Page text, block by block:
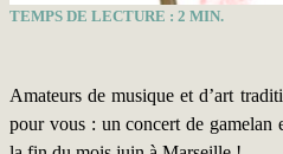
TEMPS DE LECTURE : 2 MIN.
Amateurs de musique et d’art
pour vous : un concert de gamelan